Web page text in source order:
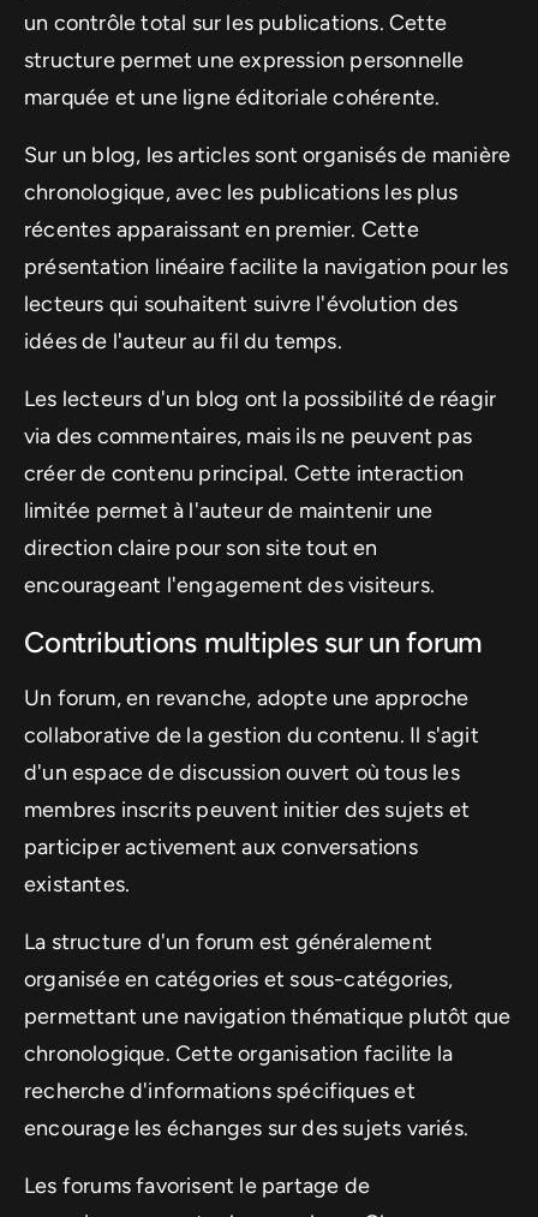
un contrôle total sur les publications. Cette
structure permet une expression personnelle
marquée et une ligne éditoriale cohérente.
Sur un blog, les articles sont organisés de manière
chronologique, avec les publications les plus
récentes apparaissant en premier. Cette
présentation linéaire facilite la navigation pour les
lecteurs qui souhaitent suivre l'évolution des
idées de l'auteur au fil du temps.
Les lecteurs d'un blog ont la possibilité de réagir
via des commentaires, mais ils ne peuvent pas
créer de contenu principal. Cette interaction
limitée permet à l'auteur de maintenir une
direction claire pour son site tout en
encourageant l'engagement des visiteurs.
Contributions multiples sur un forum
Un forum, en revanche, adopte une approche
collaborative de la gestion du contenu. Il s'agit
d'un espace de discussion ouvert où tous les
membres inscrits peuvent initier des sujets et
participer activement aux conversations
existantes.
La structure d'un forum est généralement
organisée en catégories et sous-catégories,
permettant une navigation thématique plutôt que
chronologique. Cette organisation facilite la
recherche d'informations spécifiques et
encourage les échanges sur des sujets variés.
Les forums favorisent le partage de